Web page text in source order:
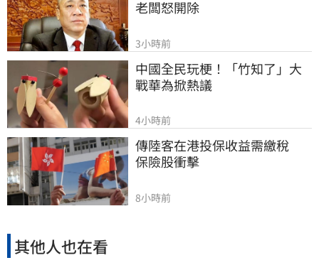
老闆怒開除
3小時前
中國全民玩梗！「竹知了」大
戰華為掀熱議
4小時前
傳陸客在港投保收益需繳稅
保險股衝擊
8小時前
其他人也在看